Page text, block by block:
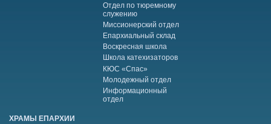
Отдел по тюремному
служению
Миссионерский отдел
Епархиальный склад
Воскресная школа
Школа катехизаторов
КЮС «Спас»
Молодежный отдел
Информационный
отдел
ХРАМЫ ЕПАРХИИ